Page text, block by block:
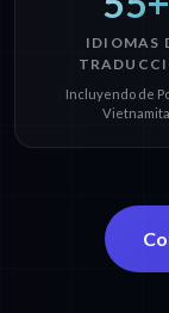
IDIOMAS
Incluyendo de
Vietnamita